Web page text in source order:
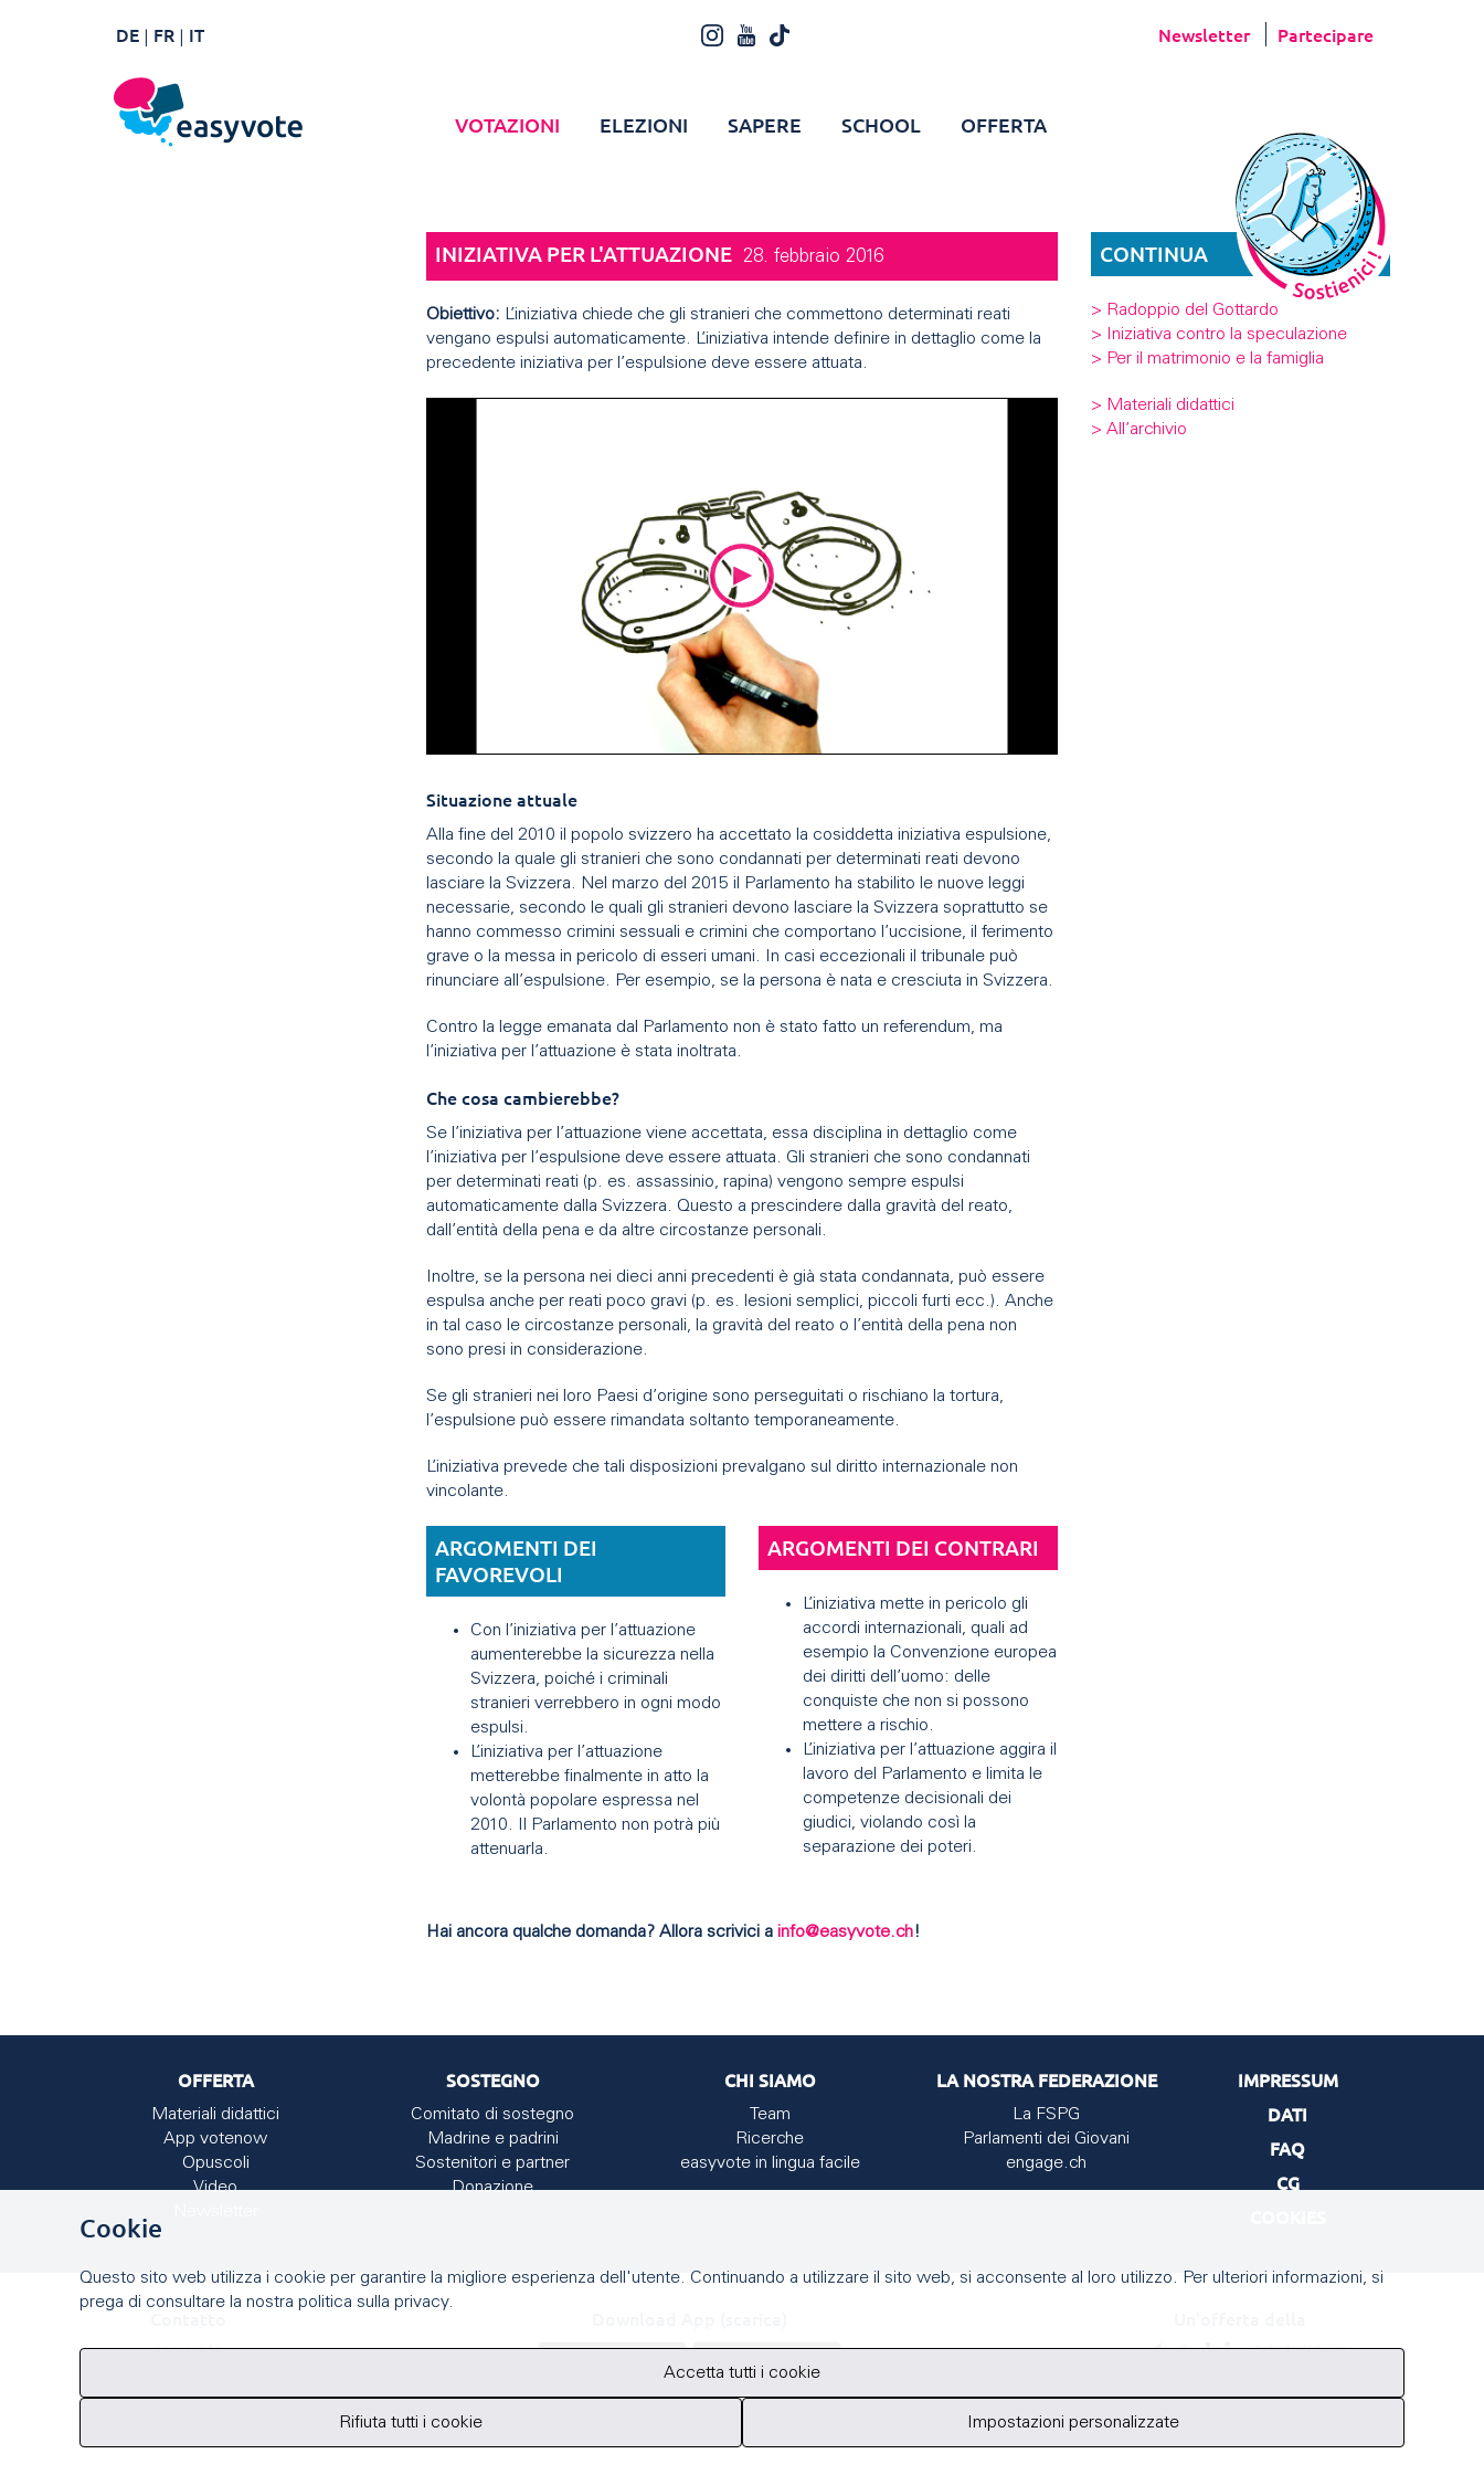
DE FR IT Newsletter Partecipare
VOTAZIONI ELEZIONI SAPERE SCHOOL OFFERTA
INIZIATIVA PER L'ATTUAZIONE 28. febbraio 2016
Obiettivo: L’iniziativa chiede che gli stranieri che commettono determinati reati
vengano espulsi automaticamente. L’iniziativa intende definire in dettaglio come la
precedente iniziativa per l’espulsione deve essere attuata.
Situazione attuale
Alla fine del 2010 il popolo svizzero ha accettato la cosiddetta iniziativa espulsione,
secondo la quale gli stranieri che sono condannati per determinati reati devono
lasciare la Svizzera. Nel marzo del 2015 il Parlamento ha stabilito le nuove leggi
necessarie, secondo le quali gli stranieri devono lasciare la Svizzera soprattutto se
hanno commesso crimini sessuali e crimini che comportano l’uccisione, il ferimento
grave o la messa in pericolo di esseri umani. In casi eccezionali il tribunale può
rinunciare all’espulsione. Per esempio, se la persona è nata e cresciuta in Svizzera.
Contro la legge emanata dal Parlamento non è stato fatto un referendum, ma
l’iniziativa per l’attuazione è stata inoltrata.
Che cosa cambierebbe?
Se l’iniziativa per l’attuazione viene accettata, essa disciplina in dettaglio come
l’iniziativa per l’espulsione deve essere attuata. Gli stranieri che sono condannati
per determinati reati (p. es. assassinio, rapina) vengono sempre espulsi
automaticamente dalla Svizzera. Questo a prescindere dalla gravità del reato,
dall’entità della pena e da altre circostanze personali.
Inoltre, se la persona nei dieci anni precedenti è già stata condannata, può essere
espulsa anche per reati poco gravi (p. es. lesioni semplici, piccoli furti ecc.). Anche
in tal caso le circostanze personali, la gravità del reato o l’entità della pena non
sono presi in considerazione.
Se gli stranieri nei loro Paesi d’origine sono perseguitati o rischiano la tortura,
l’espulsione può essere rimandata soltanto temporaneamente.
L’iniziativa prevede che tali disposizioni prevalgano sul diritto internazionale non
vincolante.
ARGOMENTI DEI
FAVOREVOLI
Con l’iniziativa per l’attuazione
aumenterebbe la sicurezza nella
Svizzera, poiché i criminali
stranieri verrebbero in ogni modo
espulsi.
L’iniziativa per l’attuazione
metterebbe finalmente in atto la
volontà popolare espressa nel
2010. Il Parlamento non potrà più
attenuarla.
ARGOMENTI DEI CONTRARI
L’iniziativa mette in pericolo gli
accordi internazionali, quali ad
esempio la Convenzione europea
dei diritti dell’uomo: delle
conquiste che non si possono
mettere a rischio.
L’iniziativa per l’attuazione aggira il
lavoro del Parlamento e limita le
competenze decisionali dei
giudici, violando così la
separazione dei poteri.
Hai ancora qualche domanda? Allora scrivici a info@easyvote.ch!
CONTINUA
> Radoppio del Gottardo
> Iniziativa contro la speculazione
> Per il matrimonio e la famiglia
> Materiali didattici
> All’archivio
OFFERTA
Materiali didattici
App votenow
Opuscoli
Video
SOSTEGNO
Comitato di sostegno
Madrine e padrini
Sostenitori e partner
Donazione
CHI SIAMO
Team
Ricerche
easyvote in lingua facile
LA NOSTRA FEDERAZIONE
La FSPG
Parlamenti dei Giovani
engage.ch
IMPRESSUM
DATI
FAQ
CG
easyvote
3011 Berna
Cookie
Questo sito web utilizza i cookie per garantire la migliore esperienza dell'utente. Continuando a utilizzare il sito web, si acconsente al loro utilizzo. Per ulteriori informazioni, si
prega di consultare la nostra politica sulla privacy.
Accetta tutti i cookie
Rifiuta tutti i cookie Impostazioni personalizzate